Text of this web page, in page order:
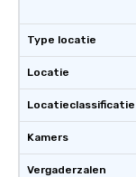
Type locatie
Locatie
Locatieclassificatie
Kamers
Vergaderzalen